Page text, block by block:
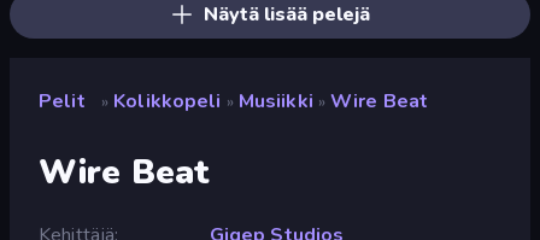
Näytä lisää pelejä
Pelit » Kolikkopeli » Musiikki » Wire Beat
Wire Beat